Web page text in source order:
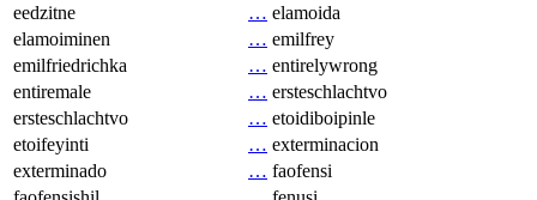
eedzitne
… elamoida
elamoiminen
… emilfrey
emilfriedrichka
… entirelywrong
entiremale
… ersteschlachtvo
ersteschlachtvo
… etoidiboipinle
etoifeyinti
… exterminacion
exterminado
… faofensi